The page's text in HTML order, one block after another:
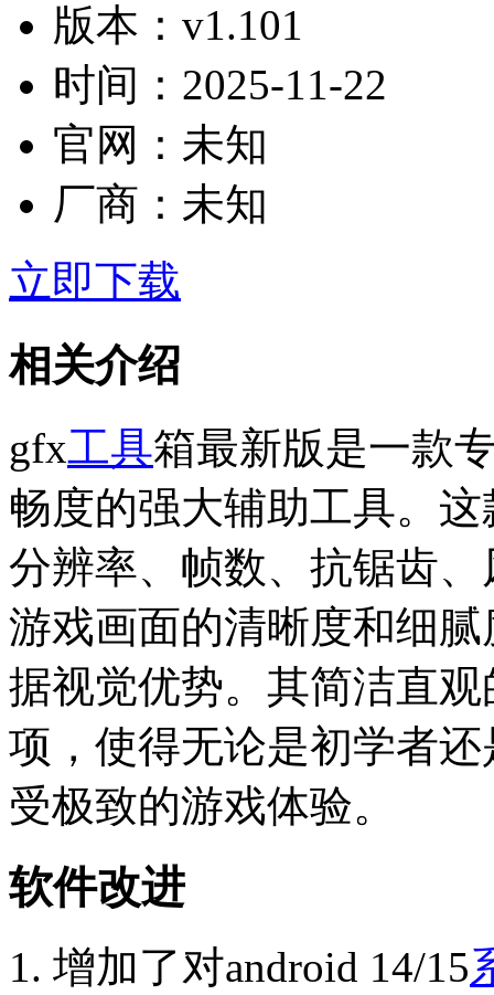
版本： v1.101
时间： 2025-11-22
官网： 未知
厂商： 未知
立即下载
相关介绍
gfx工具箱最新版是一款
畅度的强大辅助工具。
分辨率、帧数、抗锯齿
游戏画面的清晰度和细
据视觉优势。其简洁直
项，使得无论是初学者
受极致的游戏体验。
软件改进
1. 增加了对android 14/15